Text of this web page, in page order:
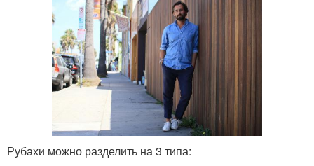
Рубахи можно разделить на 3 типа: